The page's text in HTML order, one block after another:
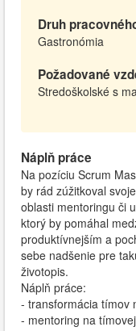
Druh
Gastronómia
Požadované
Stredoškolské s
Náplň práce
Na pozíciu Scrum
by rád zúžitkoval
oblasti mentoringu či
ktorý by pomáhal
produktívnejším a
sebe nadšenie pre
životopis.
Náplň práce:
- transformácia tímov
- mentoring na